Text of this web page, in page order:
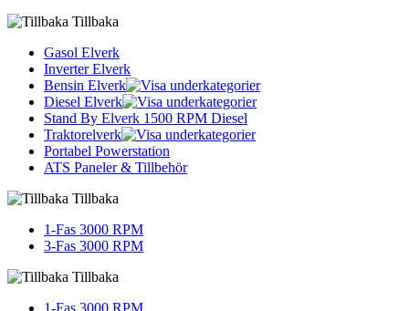
Tillbaka
Gasol Elverk
Inverter Elverk
Bensin Elverk
Diesel Elverk
Stand By Elverk 1500 RPM Diesel
Traktorelverk
Portabel Powerstation
ATS Paneler & Tillbehör
Tillbaka
1-Fas 3000 RPM
3-Fas 3000 RPM
Tillbaka
1-Fas 3000 RPM